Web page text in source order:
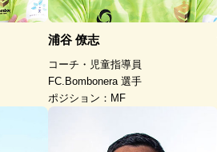
浦谷 僚志
コーチ・児童指導員
FC.Bombonera 選手
ポジション：MF